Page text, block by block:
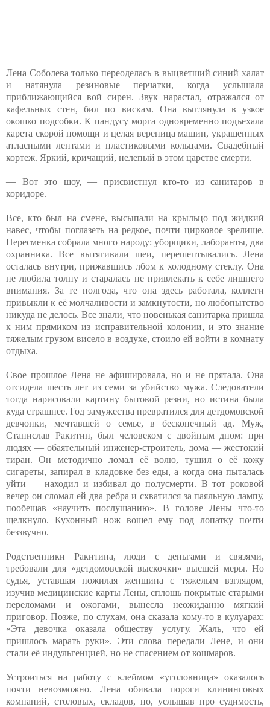
Лена Соболева только переоделась в выцветший синий халат
и натянула резиновые перчатки, когда услышала
приближающийся вой сирен. Звук нарастал, отражался от
кафельных стен, бил по вискам. Она выглянула в узкое
окошко подсобки. К пандусу морга одновременно подъехала
карета скорой помощи и целая вереница машин, украшенных
атласными лентами и пластиковыми кольцами. Свадебный
кортеж. Яркий, кричащий, нелепый в этом царстве смерти.
— Вот это шоу, — присвистнул кто-то из санитаров в
коридоре.
Все, кто был на смене, высыпали на крыльцо под жидкий
навес, чтобы поглазеть на редкое, почти цирковое зрелище.
Пересменка собрала много народу: уборщики, лаборанты, два
охранника. Все вытягивали шеи, перешептывались. Лена
осталась внутри, прижавшись лбом к холодному стеклу. Она
не любила толпу и старалась не привлекать к себе лишнего
внимания. За те полгода, что она здесь работала, коллеги
привыкли к её молчаливости и замкнутости, но любопытство
никуда не делось. Все знали, что новенькая санитарка пришла
к ним прямиком из исправительной колонии, и это знание
тяжелым грузом висело в воздухе, стоило ей войти в комнату
отдыха.
Свое прошлое Лена не афишировала, но и не прятала. Она
отсидела шесть лет из семи за убийство мужа. Следователи
тогда нарисовали картину бытовой резни, но истина была
куда страшнее. Год замужества превратился для детдомовской
девчонки, мечтавшей о семье, в бесконечный ад. Муж,
Станислав Ракитин, был человеком с двойным дном: при
людях — обаятельный инженер-строитель, дома — жестокий
тиран. Он методично ломал её волю, тушил о её кожу
сигареты, запирал в кладовке без еды, а когда она пыталась
уйти — находил и избивал до полусмерти. В тот роковой
вечер он сломал ей два ребра и схватился за паяльную лампу,
пообещав «научить послушанию». В голове Лены что-то
щелкнуло. Кухонный нож вошел ему под лопатку почти
беззвучно.
Родственники Ракитина, люди с деньгами и связями,
требовали для «детдомовской выскочки» высшей меры. Но
судья, уставшая пожилая женщина с тяжелым взглядом,
изучив медицинские карты Лены, сплошь покрытые старыми
переломами и ожогами, вынесла неожиданно мягкий
приговор. Позже, по слухам, она сказала кому-то в кулуарах:
«Эта девочка оказала обществу услугу. Жаль, что ей
пришлось марать руки». Эти слова передали Лене, и они
стали её индульгенцией, но не спасением от кошмаров.
Устроиться на работу с клеймом «уголовница» оказалось
почти невозможно. Лена обивала пороги клининговых
компаний, столовых, складов, но, услышав про судимость,